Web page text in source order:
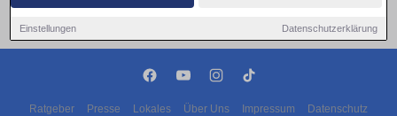
Einstellungen Datenschutzerklärung
Ratgeber Presse Lokales Über Uns Impressum Datenschutz